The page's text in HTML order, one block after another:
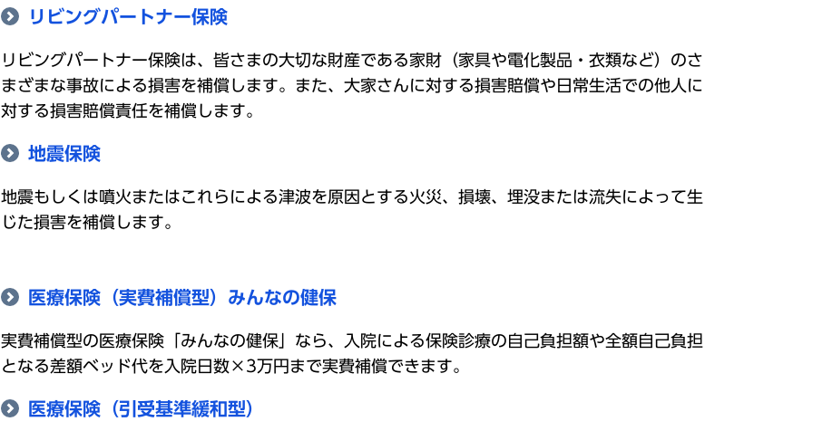
リビングパートナー保険
リビングパートナー保険は、皆さまの大切な財産である家財（家具や電化製品・衣類など）のさ
まざまな事故による損害を補償します。また、大家さんに対する損害賠償や日常生活での他人に
対する損害賠償責任を補償します。
地震保険
地震もしくは噴火またはこれらによる津波を原因とする火災、損壊、埋没または流失によって生
じた損害を補償します。
医療保険（実費補償型）みんなの健保
実費補償型の医療保険「みんなの健保」なら、入院による保険診療の自己負担額や全額自己負担
となる差額ベッド代を入院日数×3万円まで実費補償できます。
医療保険（引受基準緩和型）